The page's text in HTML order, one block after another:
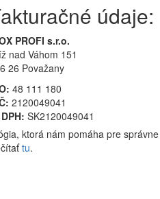
údaje:
PROFI s.r.o.
nad Váhom 151
26 Považany
48 111 180
2120049041
SK2120049041
ktorá nám pomáha pre
tu.